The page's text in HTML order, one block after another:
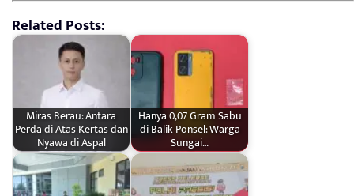
Related Posts:
Miras Berau: Antara
Perda di Atas Kertas dan
Nyawa di Aspal
Hanya 0,07 Gram Sabu
di Balik Ponsel: Warga
Sungai…